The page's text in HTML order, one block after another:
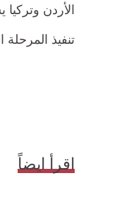
الأردن
تنفيذ المرحلة
اقرأ ايضاً